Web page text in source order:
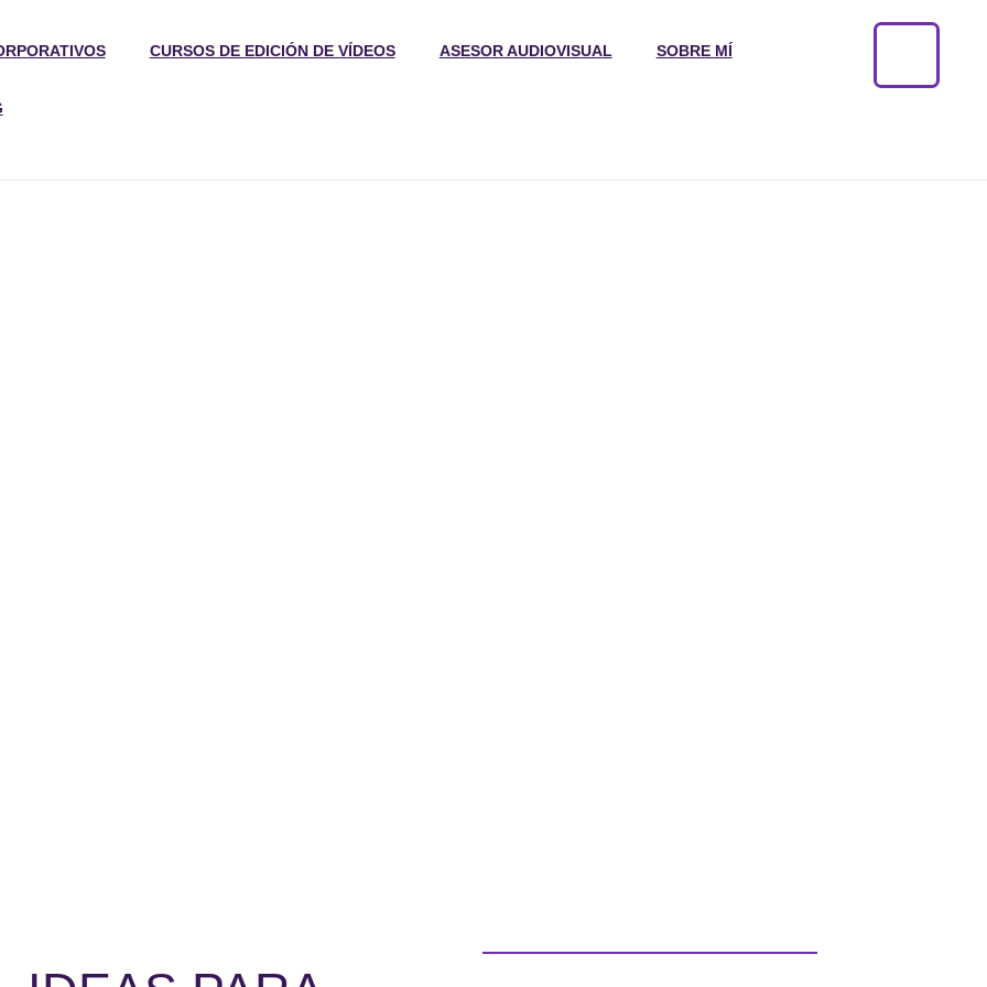
CURSOS DE EDICIÓN DE VÍDEOS ASESOR AUDIOVISUAL SOBRE MÍ